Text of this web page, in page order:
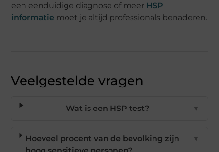
een eenduidige diagnose of meer HSP
informatie moet je altijd professionals benaderen.
Veelgestelde vragen
Wat is een HSP test? ▼
Hoeveel procent van de bevolking zijn
▼